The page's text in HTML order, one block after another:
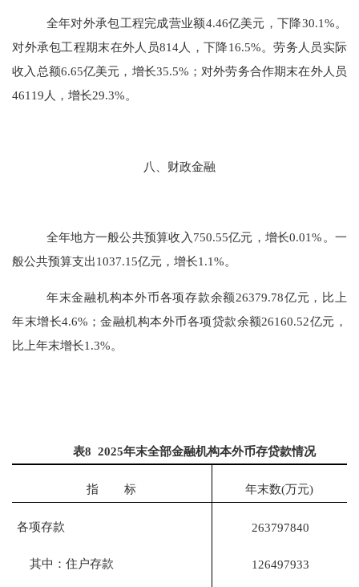
全年对外承包工程完成营业额4.46亿美元，下降30.1%。
对外承包工程期末在外人员814人， 下降16.5%。劳务人员实际
收入总额6.65亿美元，增长35.5%；对外劳务合作期末在外人员
46119人，增长29.3%。
八、财政金融
全年地方一般公共预算收入750.55亿元， 增长0.01%。一
般公共预算支出1037.15亿元，增长1.1%。
年末金融机构本外币各项存款余额26379.78亿元，比上
年末增长4.6%；金融机构本外币各项贷款余额26160.52亿元，
比上年末增长1.3%。
表8 2025年末全部金融机构本外币存贷款情况
指 标 年末数(万元)
各项存款 263797840
其中：住户存款 126497933